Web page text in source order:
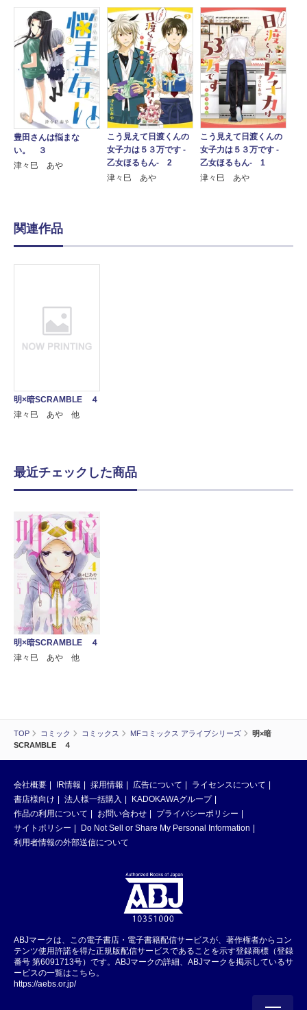
TOP コミック コミックス MFコミックス アライブシリーズ
明×暗
SCRAMBLE ４
豊田さんは悩まな
い。 ３
津々巳 あや
こう見えて日渡くんの
女子力は５３万です -
乙女ほるもん- 2
津々巳 あや
こう見えて日渡くんの
女子力は５３万です -
乙女ほるもん- 1
津々巳 あや
関連作品
明×暗SCRAMBLE ４
津々巳 あや 他
最近チェックした商品
明×暗SCRAMBLE ４
津々巳 あや 他
会社概要 IR情報 採用情報 広告について
ライセンスについて
書店様向け
法人様一括購入
KADOKAWAグループ
作品の利用について
お問い合わせ
プライバシーポリシー
サイトポリシー
Do Not Sell or Share My Personal Information
利用者情報の外部送信について
ABJマークは、この電子書店・電子書籍配信サービスが、著作権者からコン
テンツ使用許諾を得た正規版配信サービスであることを示す登録商標（登録
番号 第6091713号）です。ABJマークの詳細、ABJマークを掲示しているサ
ービスの一覧はこちら。
https://aebs.or.jp/